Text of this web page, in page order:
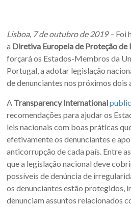
Lisboa, 7 de outubro de 2019 – Foi
a Diretiva Europeia de Proteção de
forçaráos Estados-Membros da
Portugal, a adotar legislação
de denunciantes nos próximos dois
A Transparency International
recomendações para ajudar os
leis nacionais com boas práticas
efetivamente os denunciantes e
anticorrupção de cada país. Entre
que a legislação nacional deve
possíveis de denúncia de
os denunciantes estão protegidos,
denunciam assuntos relacionados